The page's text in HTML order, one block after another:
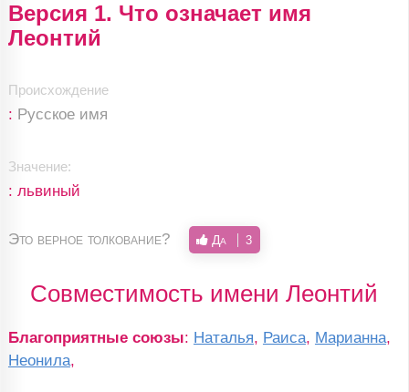
Версия 1. Что означает имя
Леонтий
Происхождение
: Русское имя
Значение:
: львиный
Это верное толкование? Да 3
Совместимость имени Леонтий
Благоприятные союзы: Наталья, Раиса, Марианна,
Неонила,